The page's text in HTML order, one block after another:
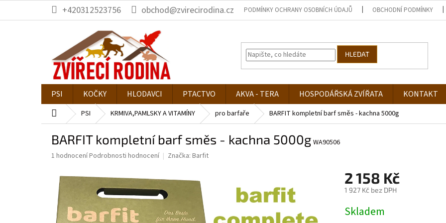
obsah
+420312523756 obchod@zvirecirodina.cz PODMÍNKY OCHRANY OSOBNÍCH ÚDAJŮ OBCHODNÍ PODMÍNKY
HLEDAT
PSI KOČKY HLODAVCI PTACTVO AKVA - TERA HOSPODÁŘSKÁ ZVÍŘATA KONTAKT
Domů PSI KRMIVA,PAMLSKY A VITAMÍNY pro barfaře BARFIT kompletní barf směs - kachna 5000g
BARFIT kompletní barf směs - kachna 5000g WA90506
Průměrné
produktu
5,0
1 hodnoceníPodrobnosti hodnocení Značka: Barfit
2 158 Kč
1 927 Kč bez DPH
cena:
Skladem